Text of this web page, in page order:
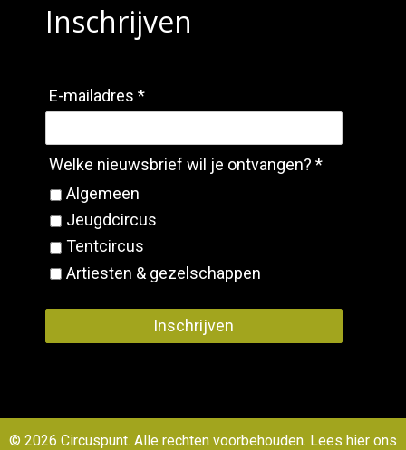
Inschrijven
E-mailadres *
Welke nieuwsbrief wil je ontvangen? *
Algemeen
Jeugdcircus
Tentcircus
Artiesten & gezelschappen
Inschrijven
© 2026 Circuspunt. Alle rechten voorbehouden. Lees hier ons